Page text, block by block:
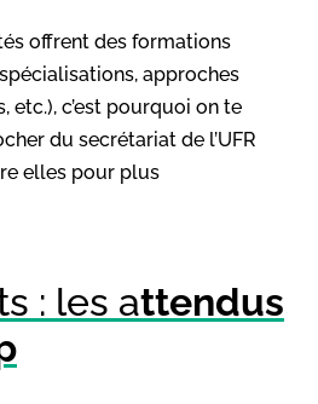
offrent des formations
approches
etc.), c’est pourquoi on te
du secrétariat de l’UFR
elles pour plus
: les attendus